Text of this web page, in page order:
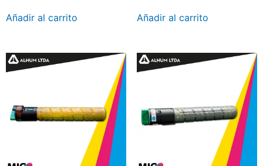
Añadir al carrito Añadir al carrito